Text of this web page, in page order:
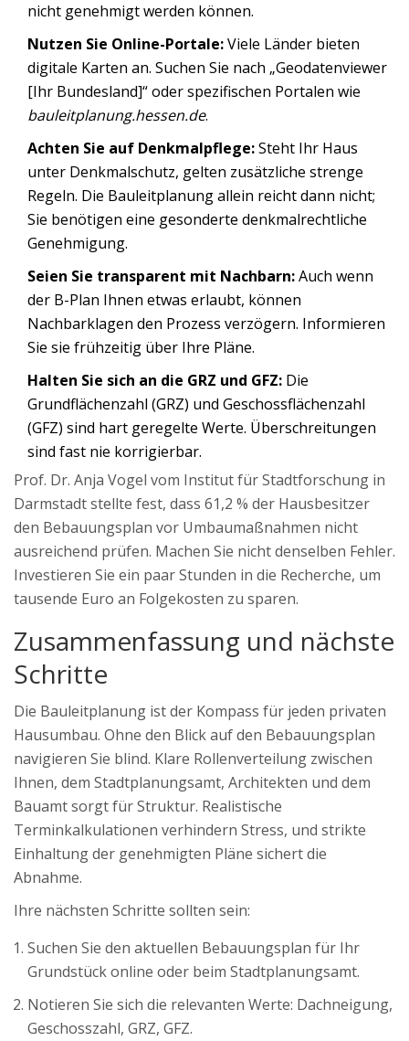
nicht genehmigt werden können.
Nutzen Sie Online-Portale:Viele Länder bieten
digitale Karten an. Suchen Sie nach „Geodatenviewer
[Ihr Bundesland]“ oder spezifischen Portalen wie
bauleitplanung.hessen.de.
Achten Sie auf Denkmalpflege:Steht Ihr Haus
unter Denkmalschutz, gelten zusätzliche strenge
Regeln. Die Bauleitplanung allein reicht dann nicht;
Sie benötigen eine gesonderte denkmalrechtliche
Genehmigung.
Seien Sie transparent mit Nachbarn:Auch wenn
der B-Plan Ihnen etwas erlaubt, können
Nachbarklagen den Prozess verzögern. Informieren
Sie sie frühzeitig über Ihre Pläne.
Halten Sie sich an die GRZ und GFZ: Die
Grundflächenzahl (GRZ) und Geschossflächenzahl
(GFZ) sind hart geregelte Werte. Überschreitungen
sind fast nie korrigierbar.
Prof. Dr. Anja Vogel vom Institut für Stadtforschung in
Darmstadt stellte fest, dass 61,2 % der Hausbesitzer
den Bebauungsplan vor Umbaumaßnahmen nicht
ausreichend prüfen. Machen Sie nicht denselben Fehler.
Investieren Sie ein paar Stunden in die Recherche, um
tausende Euro an Folgekosten zu sparen.
Zusammenfassung und nächste
Schritte
Die Bauleitplanung ist der Kompass für jeden privaten
Hausumbau. Ohne den Blick auf den Bebauungsplan
navigieren Sie blind. Klare Rollenverteilung zwischen
Ihnen, dem Stadtplanungsamt, Architekten und dem
Bauamt sorgt für Struktur. Realistische
Terminkalkulationen verhindern Stress, und strikte
Einhaltung der genehmigten Pläne sichert die
Abnahme.
Ihre nächsten Schritte sollten sein:
Suchen Sie den aktuellen Bebauungsplan für Ihr
Grundstück online oder beim Stadtplanungsamt.
Notieren Sie sich die relevanten Werte: Dachneigung,
Geschosszahl, GRZ, GFZ.